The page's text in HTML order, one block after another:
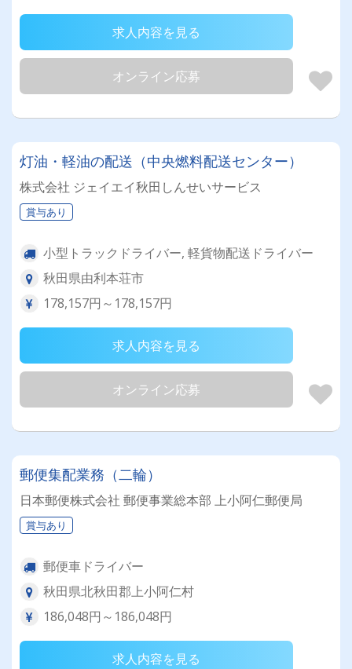
求人内容を見る
オンライン応募
灯油・軽油の配送（中央燃料配送センター）
株式会社 ジェイエイ秋田しんせいサービス
賞与あり
小型トラックドライバー, 軽貨物配送ドライバー
秋田県由利本荘市
178,157円～178,157円
求人内容を見る
オンライン応募
郵便集配業務（二輪）
日本郵便株式会社 郵便事業総本部 上小阿仁郵便局
賞与あり
郵便車ドライバー
秋田県北秋田郡上小阿仁村
186,048円～186,048円
求人内容を見る